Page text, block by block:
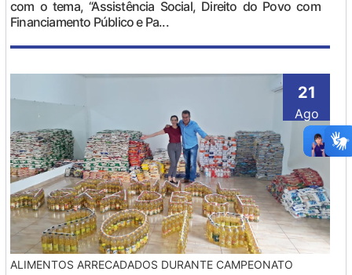
com o tema, “Assistência Social, Direito do Povo com
Financiamento Público e Pa...
21
Ago
ALIMENTOS ARRECADADOS DURANTE CAMPEONATO